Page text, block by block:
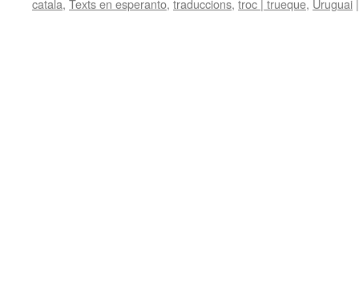
catala, Texts en esperanto, traduccions, troc | trueque, Uruguai |